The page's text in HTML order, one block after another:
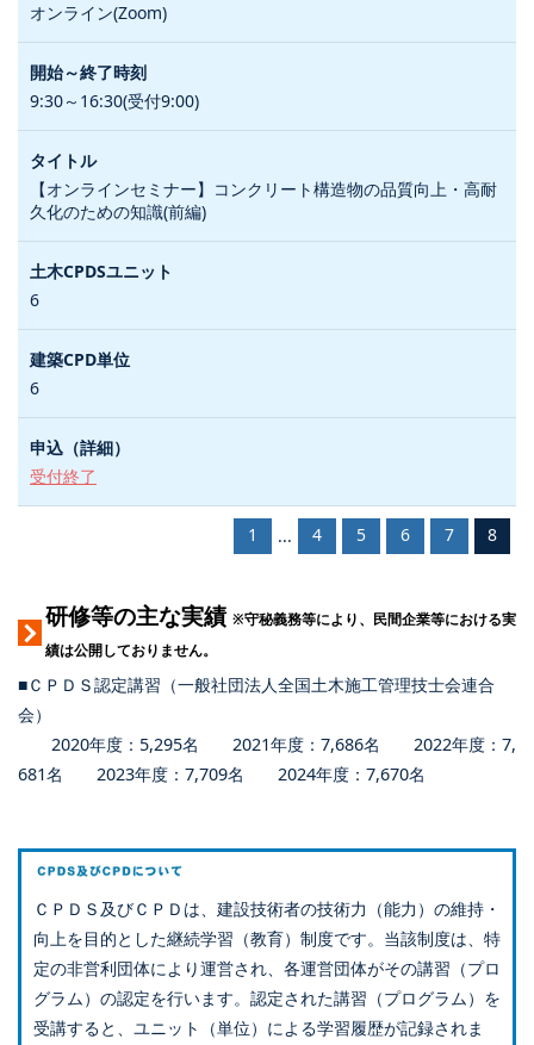
オンライン(Zoom)
9:30～16:30(受付9:00)
【オンラインセミナー】コンクリート構造物の品質向上・高耐
久化のための知識(前編)
6
6
受付終了
1 ... 4 5 6 7 8
研修等の主な実績 ※守秘義務等により、民間企業等における実
績は公開しておりません。
■ＣＰＤＳ認定講習（一般社団法人全国土木施工管理技士会連合
会）
2020年度：5,295名 2021年度：7,686名 2022年度：7,
681名 2023年度：7,709名 2024年度：7,670名
ＣＰＤＳ及びＣＰＤは、建設技術者の技術力（能力）の維持・
向上を目的とした継続学習（教育）制度です。当該制度は、特
定の非営利団体により運営され、各運営団体がその講習（プロ
グラム）の認定を行います。認定された講習（プログラム）を
受講すると、ユニット（単位）による学習履歴が記録されま